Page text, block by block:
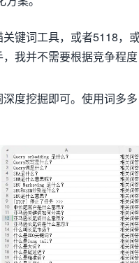
键词工具，或者5118，
我并不需要根据竞争程度
度挖掘即可。使用词多多